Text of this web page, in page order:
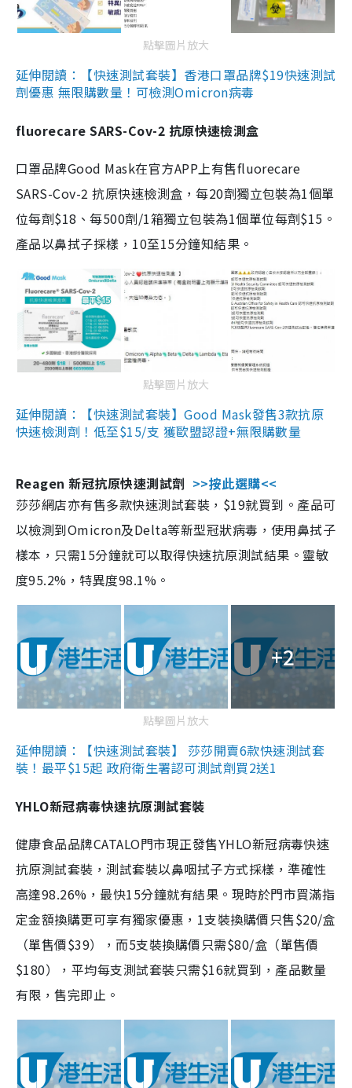
點擊圖片放大
延伸閱讀：【快速測試套裝】香港口罩品牌$19快速測試
劑優惠 無限購數量！可檢測Omicron病毒
fluorecare SARS-Cov-2 抗原快速檢測盒
口罩品牌Good Mask在官方APP上有售fluorecare
SARS-Cov-2 抗原快速檢測盒，每20劑獨立包裝為1個單
位每劑$18、每500劑/1箱獨立包裝為1個單位每劑$15。
產品以鼻拭子採樣，10至15分鐘知結果。
點擊圖片放大
延伸閱讀：【快速測試套裝】Good Mask發售3款抗原
快速檢測劑！低至$15/支 獲歐盟認證+無限購數量
Reagen 新冠抗原快速測試劑 >>按此選購<<
莎莎網店亦有售多款快速測試套裝，$19就買到。產品可
以檢測到Omicron及Delta等新型冠狀病毒，使用鼻拭子
樣本，只需15分鐘就可以取得快速抗原測試結果。靈敏
度95.2%，特異度98.1%。
+2
點擊圖片放大
延伸閱讀：【快速測試套裝】 莎莎開賣6款快速測試套
裝！最平$15起 政府衛生署認可測試劑買2送1
YHLO新冠病毒快速抗原測試套裝
健康食品品牌CATALO門市現正發售YHLO新冠病毒快速
抗原測試套裝，測試套裝以鼻咽拭子方式採樣，準確性
高達98.26%，最快15分鐘就有結果。現時於門市買滿指
定金額換購更可享有獨家優惠，1支裝換購價只售$20/盒
（單售價$39），而5支裝換購價只需$80/盒（單售價
$180），平均每支測試套裝只需$16就買到，產品數量
有限，售完即止。